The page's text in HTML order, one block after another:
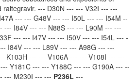
raltegravir. --- D30N --- --- V32I --- ---
--- --- G48V --- --- I50L --- --- I54M --
--- I84V --- --- N88S --- --- L90M --- ---
--- --- I47V --- --- I50V --- --- I54L --- -
I84V --- --- L89V --- --- A98G --- ---
K103H --- --- V106A --- --- V108I --- ---
Y181C --- --- Y188C --- --- G190A --- --
--- M230I --- --- P236L ---